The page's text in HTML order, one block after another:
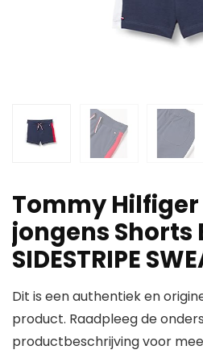
Tommy
jongens Shorts
SIDESTRIPE
Dit is een authentiek en
product. Raadpleeg de
productbeschrijving voor